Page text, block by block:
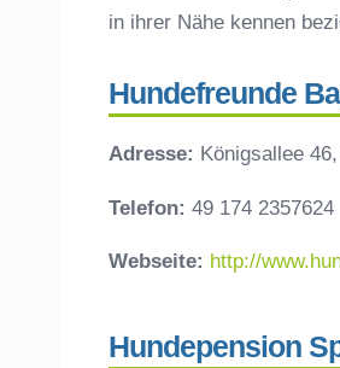
in ihrer Nähe kennen
Hundefreunde
Adresse: Königsallee
Telefon: 49 174 2357624
Webseite: http://
Hundepension